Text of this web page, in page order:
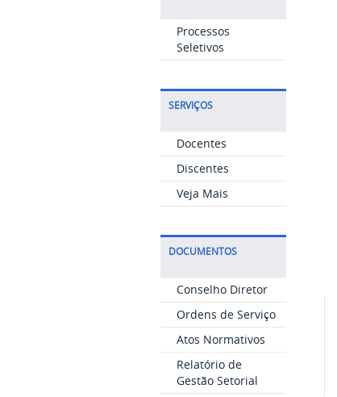
Processos
Seletivos
SERVIÇOS
Docentes
Discentes
Veja Mais
DOCUMENTOS
Conselho Diretor
Ordens de Serviço
Atos Normativos
Relatório de
Gestão Setorial